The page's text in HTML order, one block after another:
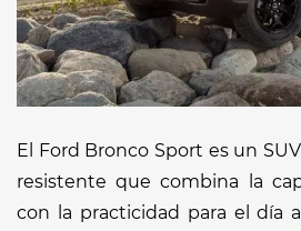
El Ford Bronco Sport es un
resistente que combina la
con la practicidad para el día